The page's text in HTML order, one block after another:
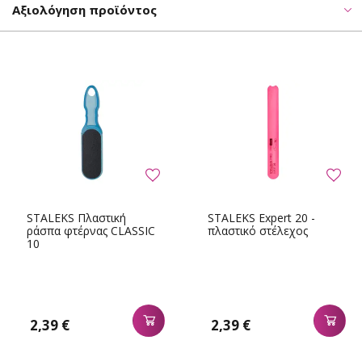
Αξιολόγηση προϊόντος
STALEKS Πλαστική
ράσπα φτέρνας CLASSIC
10
2,39 €
STALEKS Expert 20 -
πλαστικό στέλεχος
2,39 €